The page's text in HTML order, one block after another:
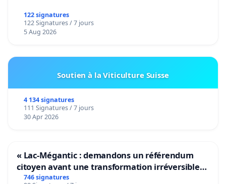
122 signatures
122 Signatures / 7 jours
5 Aug 2026
Soutien à la Viticulture Suisse
4 134 signatures
111 Signatures / 7 jours
30 Apr 2026
« Lac-Mégantic : demandons un référendum
citoyen avant une transformation irréversible
de notre territoire »
746 signatures